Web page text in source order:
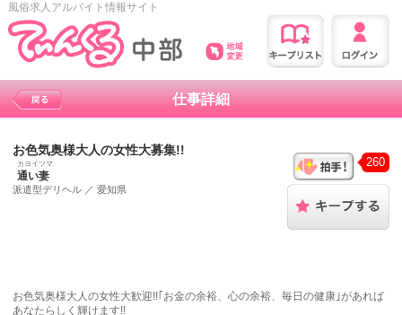
風俗求人アルバイト情報サイト
仕事詳細
お色気奥様大人の女性大募集!!
カヨイツマ
通い妻
派遣型デリヘル ／愛知県
260
お色気奥様大人の女性大歓迎!!｢お金の余裕、心の余裕、毎日の健康｣があれば
あなたらしく輝けます!!